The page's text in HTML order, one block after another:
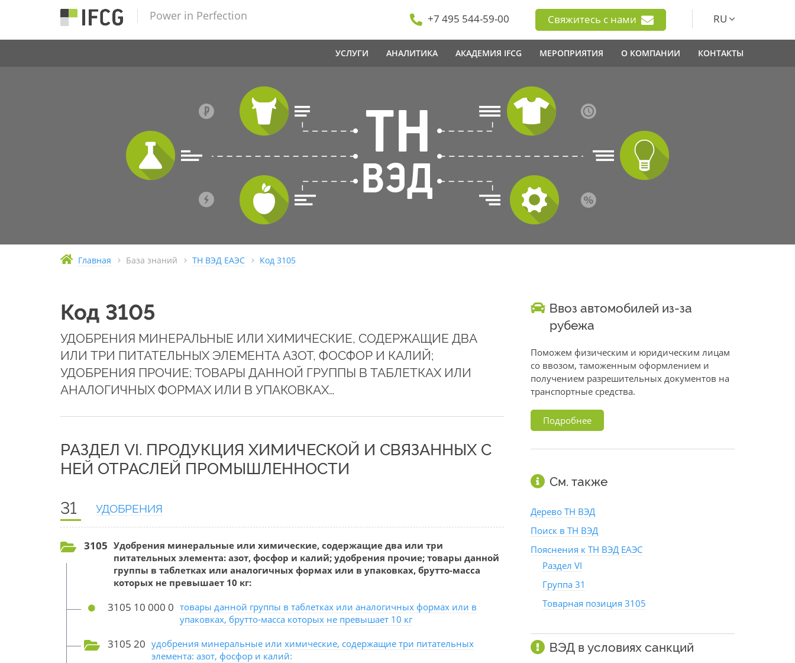
Power in Perfection +7 495 544-59-00 Свяжитесь с нами RU
УСЛУГИ АНАЛИТИКА АКАДЕМИЯ IFCG МЕРОПРИЯТИЯ О КОМПАНИИ КОНТАКТЫ
Главная База знаний ТН ВЭД ЕАЭС Код 3105
Код 3105
УДОБРЕНИЯ МИНЕРАЛЬНЫЕ ИЛИ ХИМИЧЕСКИЕ, СОДЕРЖАЩИЕ ДВА
ИЛИ ТРИ ПИТАТЕЛЬНЫХ ЭЛЕМЕНТА АЗОТ, ФОСФОР И КАЛИЙ;
УДОБРЕНИЯ ПРОЧИЕ; ТОВАРЫ ДАННОЙ ГРУППЫ В ТАБЛЕТКАХ ИЛИ
АНАЛОГИЧНЫХ ФОРМАХ ИЛИ В УПАКОВКАХ…
РАЗДЕЛ VI. ПРОДУКЦИЯ ХИМИЧЕСКОЙ И СВЯЗАННЫХ С
НЕЙ ОТРАСЛЕЙ ПРОМЫШЛЕННОСТИ
31 УДОБРЕНИЯ
3105 Удобрения минеральные или химические, содержащие два или три
питательных элемента: азот, фосфор и калий; удобрения прочие; товары данной
группы в таблетках или аналогичных формах или в упаковках, брутто-масса
которых не превышает 10 кг:
3105 10 000 0 товары данной группы в таблетках или аналогичных формах или в
упаковках, брутто-масса которых не превышает 10 кг
3105 20 удобрения минеральные или химические, содержащие три питательных
элемента: азот, фосфор и калий:
Ввоз автомобилей из-за
рубежа
Поможем физическим и юридическим лицам
со ввозом, таможенным оформлением и
получением разрешительных документов на
транспортные средства.
Подробнее
См. также
Дерево ТН ВЭД
Поиск в ТН ВЭД
Пояснения к ТН ВЭД ЕАЭС
Раздел VI
Группа 31
Товарная позиция 3105
ВЭД в условиях санкций